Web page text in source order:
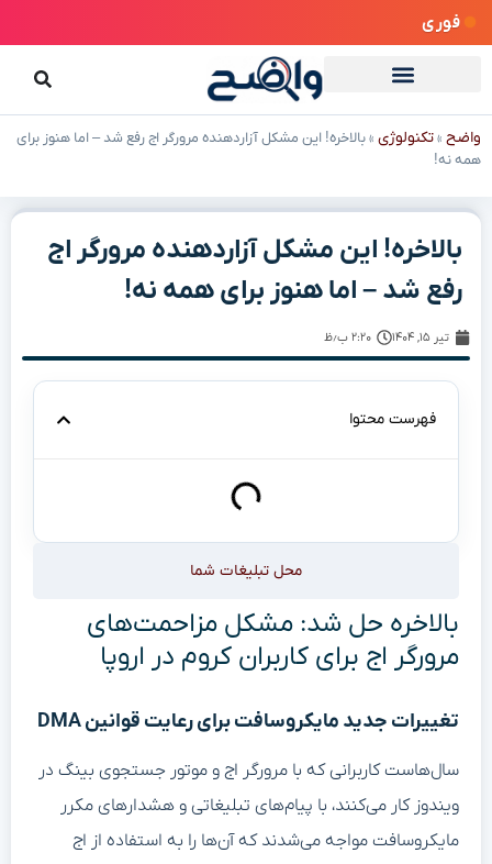
فوری
واضح »تکنولوژی »بالاخره! این مشکل آزاردهنده مرورگر اج رفع شد – اما هنوز برای
همه نه!
بالاخره! این مشکل آزاردهنده مرورگر اج
رفع شد – اما هنوز برای همه نه!
تیر ۱۵, ۱۴۰۴ ۲:۲۰ ب٫ظ
فهرست محتوا
محل تبلیغات شما
بالاخره حل شد: مشکل مزاحمت‌های
مرورگر اج برای کاربران کروم در اروپا
تغییرات جدید مایکروسافت برای رعایت قوانین DMA
سال‌هاست کاربرانی که با مرورگر اج و موتور جستجوی بینگ در
ویندوز کار می‌کنند، با پیام‌های تبلیغاتی و هشدارهای مکرر
مایکروسافت مواجه می‌شدند که آن‌ها را به استفاده از اج